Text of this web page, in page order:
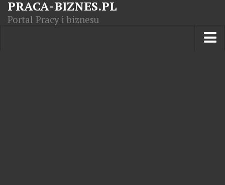
PRACA-BIZNES.PL
Portal Pracy i biznesu